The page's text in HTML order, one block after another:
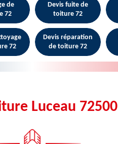
de
72
Devis fuite de
toiture 72
72
Devis réparation
de toiture 72
Luceau 72500